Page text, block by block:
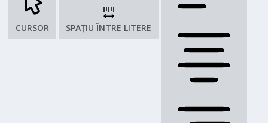
CURSOR SPAȚIU ÎNTRE LITERE